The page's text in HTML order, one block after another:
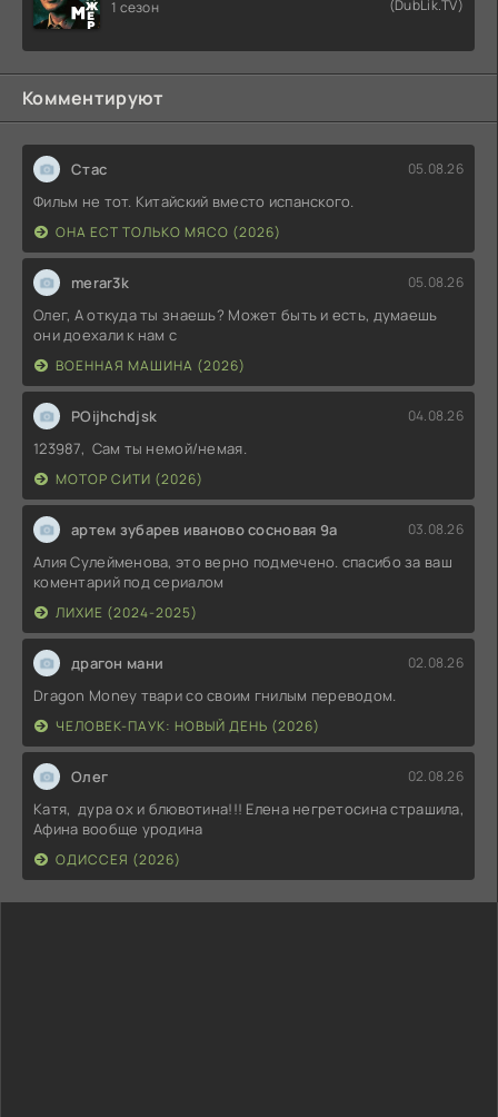
1 сезон
(DubLik.TV)
Комментируют
Стас 05.08.26
Фильм не тот. Китайский вместо испанского.
ОНА ЕСТ ТОЛЬКО МЯСО (2026)
merar3k 05.08.26
Олег, А откуда ты знаешь? Может быть и есть, думаешь
они доехали к нам с
ВОЕННАЯ МАШИНА (2026)
POijhchdjsk 04.08.26
123987, Сам ты немой/немая.
МОТОР СИТИ (2026)
артем зубарев иваново сосновая 9а 03.08.26
Алия Сулейменова, это верно подмечено. спасибо за ваш
коментарий под сериалом
ЛИХИЕ (2024-2025)
драгон мани 02.08.26
Dragon Money твари со своим гнилым переводом.
ЧЕЛОВЕК-ПАУК: НОВЫЙ ДЕНЬ (2026)
Олег 02.08.26
Катя, дура ох и блювотина!!! Елена негретосина страшила,
Афина вообще уродина
ОДИССЕЯ (2026)